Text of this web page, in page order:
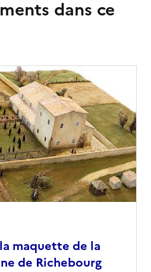
dans ce
maquette de la
de Richebourg